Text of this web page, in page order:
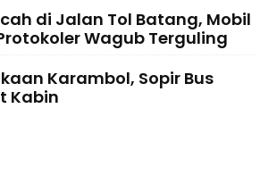
di Jalan Tol Batang, Mobil
Wagub Terguling
Karambol, Sopir Bus
Kabin